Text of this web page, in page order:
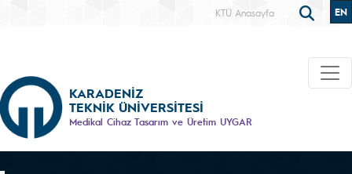
KTÜ Anasayfa EN
KARADENİZ
TEKNİK ÜNİVERSİTESİ
Medikal Cihaz Tasarım ve Üretim UYGAR